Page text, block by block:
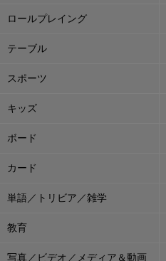
ロールプレイング
テーブル
スポーツ
キッズ
ボード
カード
単語／トリビア／雑学
教育
写真／ビデオ／メディア＆動画